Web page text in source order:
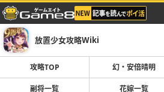
放置少女攻略Wiki
攻略TOP 幻・安倍晴明
副将一覧 花嫁一覧